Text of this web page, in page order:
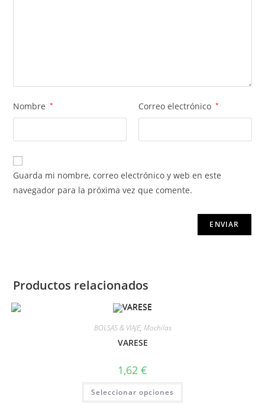
Nombre * Correo electrónico *
Guarda mi nombre, correo electrónico y web en este
navegador para la próxima vez que comente.
Productos relacionados
BOLSAS & VIAJE, Mochilas
VARESE
1,62 €
Seleccionar opciones